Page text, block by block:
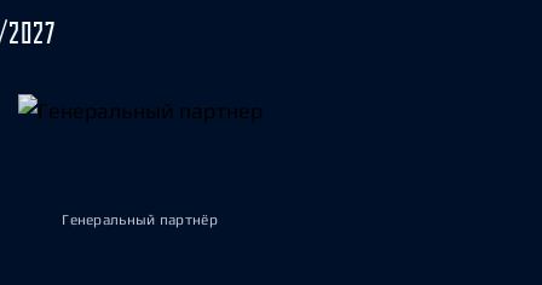
Генеральный партнёр